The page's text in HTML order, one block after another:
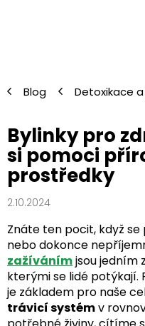
Blog Detoxikace
Bylinky pro
si pomoci
prostředky
2.10.2024
Znáte ten pocit, když
nebo dokonce
zažívánímjsou jedním
kterými se lidé
je základem pro naše
trávicí systémv